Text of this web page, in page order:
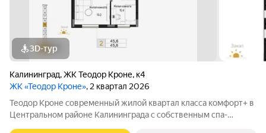
3D-тур
Калининград,ЖК Теодор Кроне, к4
ЖК «Теодор Кроне», 2 квартал 2026
Теодор Кроне современный жилой квартал класса комфорт+ в
Центральном районе Калининграда с собственным спа-